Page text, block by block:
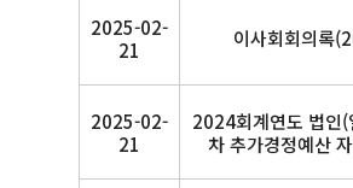
2025-02-
21
이사회회의록
2025-02-
21
2024회계연도 법인(
차 추가경정예산